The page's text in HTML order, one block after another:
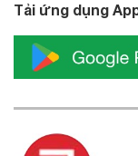
Tải ứng dụng